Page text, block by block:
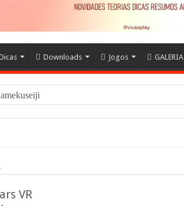
Downloads Jogos GALERIA
– DRAGON B
VR